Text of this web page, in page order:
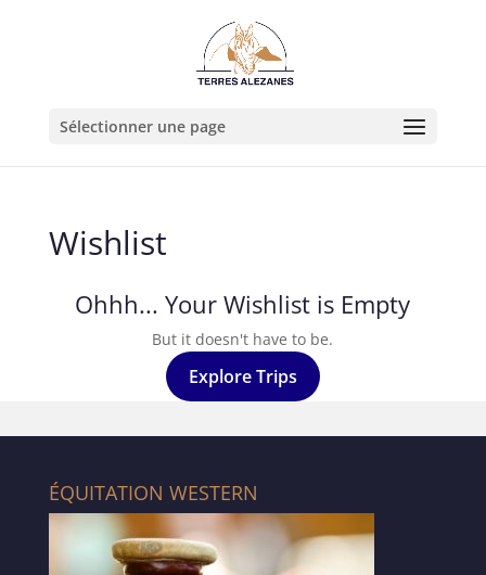
Sélectionner une page
Wishlist
Ohhh... Your Wishlist is Empty
But it doesn't have to be.
Explore Trips
ÉQUITATION WESTERN